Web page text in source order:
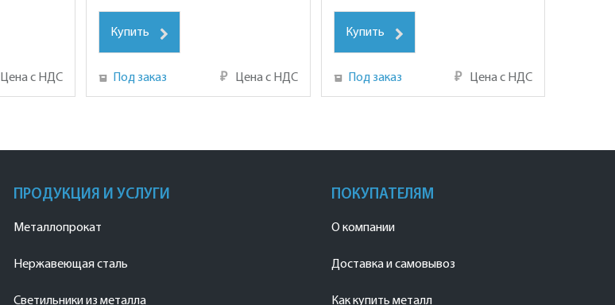
Цена с НДС
Купить
Под заказ ₽ Цена с НДС
Купить
Под заказ ₽ Цена с НДС
ПРОДУКЦИЯ И УСЛУГИ
Металлопрокат
Нержавеющая сталь
Светильники из металла
ПОКУПАТЕЛЯМ
О компании
Доставка и самовывоз
Как купить металл